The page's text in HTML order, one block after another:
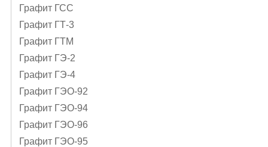
Графит ГСС
Графит ГТ-3
Графит ГТМ
Графит ГЭ-2
Графит ГЭ-4
Графит ГЭO-92
Графит ГЭO-94
Графит ГЭO-96
Графит ГЭО-95